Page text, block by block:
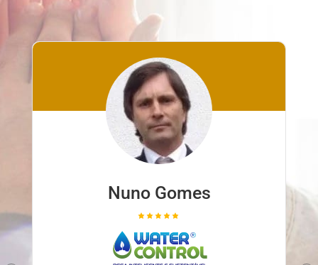
Nuno Gomes